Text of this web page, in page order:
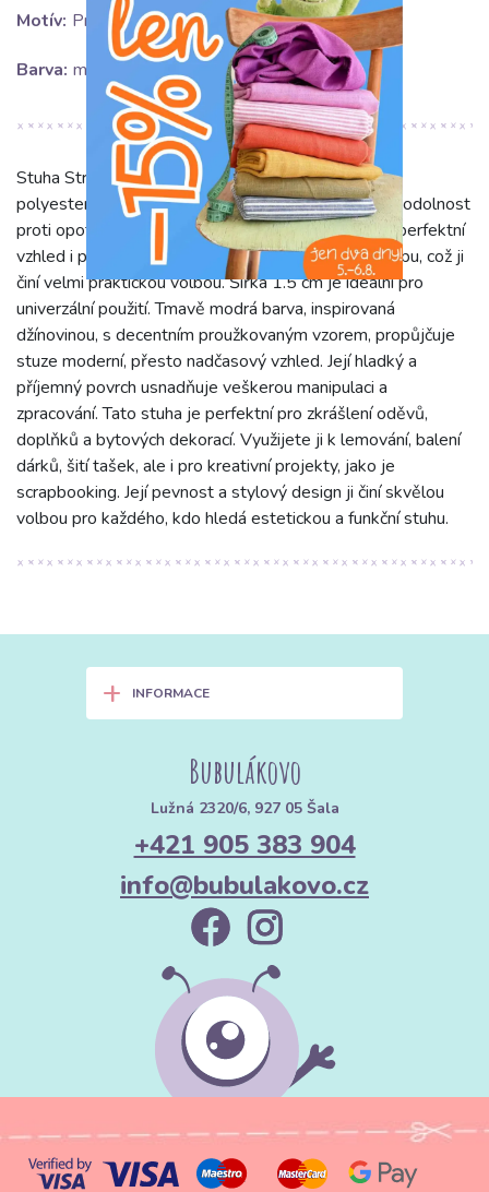
Motív: Proužek
Barva: modrá
Stuha Stripe dark jeans je kvalitní stuha ze 100%
polyesteru (PES). Její složení zaručuje mimořádnou odolnost
proti opotřebení, mačkání a blednutí. Stuha si udrží perfektní
vzhled i při častém používání a je nenáročná na údržbu, což ji
činí velmi praktickou volbou. Šířka 1.5 cm je ideální pro
univerzální použití. Tmavě modrá barva, inspirovaná
džínovinou, s decentním proužkovaným vzorem, propůjčuje
stuze moderní, přesto nadčasový vzhled. Její hladký a
příjemný povrch usnadňuje veškerou manipulaci a
zpracování. Tato stuha je perfektní pro zkrášlení oděvů,
doplňků a bytových dekorací. Využijete ji k lemování, balení
dárků, šití tašek, ale i pro kreativní projekty, jako je
scrapbooking. Její pevnost a stylový design ji činí skvělou
volbou pro každého, kdo hledá estetickou a funkční stuhu.
+ INFORMACE
Bubulákovo
Lužná 2320/6, 927 05 Šala
+421 905 383 904
info@bubulakovo.cz